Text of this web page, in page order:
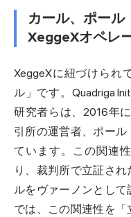
カール、ポール
XeggeXオペレ
XeggeXに紐づけられ
ル」です。Quadriga
研究者らは、2016年
引所の運営者、ポー
ています。この関連
り、裁判所で立証さ
ルをヴァーノンとし
では、この関連性を